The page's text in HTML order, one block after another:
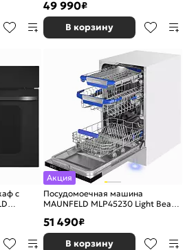
49 990₽
В корзину
с
Акция
Посудомоечная машина
MAUNFELD MLP45230 Light Beam
51 490₽
В корзину